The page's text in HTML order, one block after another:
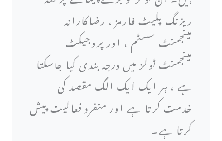
ریزنگ پلیٹ فارمز ، رضاکارانہ
مینجمنٹ سسٹم ، اور پروجیکٹ
مینجمنٹ ٹولز میں درجہ بندی کیا جاسکتا
ہے ، ہر ایک ایک الگ مقصد کی
خدمت کرتا ہے اور منفرد فعالیت پیش
کرتا ہے۔